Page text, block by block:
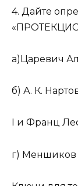
4. Дайте
а)Царевич
б) А. К.
I и Франц
г) Меншиков